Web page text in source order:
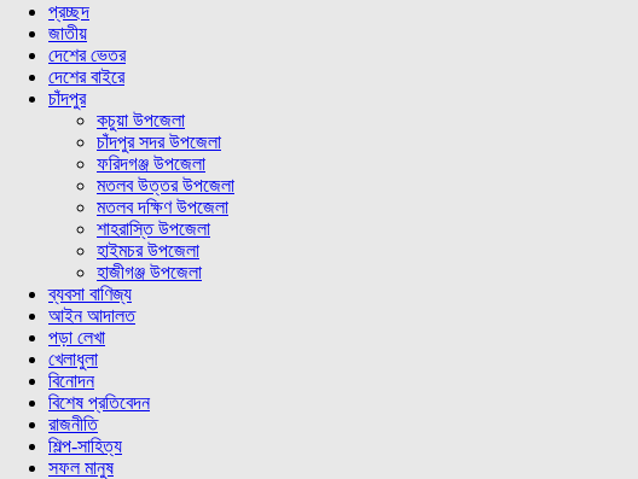
প্রচ্ছদ
জাতীয়
দেশের ভেতর
দেশের বাইরে
চাঁদপুর
কচুয়া উপজেলা
চাঁদপুর সদর উপজেলা
ফরিদগঞ্জ উপজেলা
মতলব উত্তর উপজেলা
মতলব দক্ষিণ উপজেলা
শাহরাস্তি উপজেলা
হাইমচর উপজেলা
হাজীগঞ্জ উপজেলা
ব্যবসা বাণিজ্য
আইন আদালত
পড়া লেখা
খেলাধুলা
বিনোদন
বিশেষ প্রতিবেদন
রাজনীতি
শিল্প-সাহিত্য
সফল মানুষ